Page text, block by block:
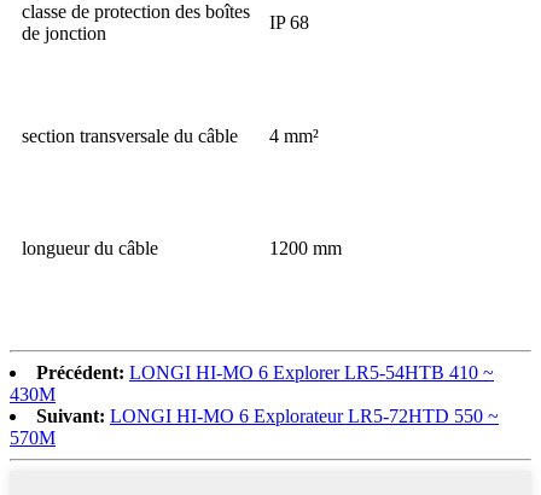
classe de protection des boîtes
de jonction
IP 68
section transversale du câble 4 mm²
longueur du câble 1200 mm
Précédent: LONGI HI-MO 6 Explorer LR5-54HTB 410 ~
430M
Suivant: LONGI HI-MO 6 Explorateur LR5-72HTD 550 ~
570M